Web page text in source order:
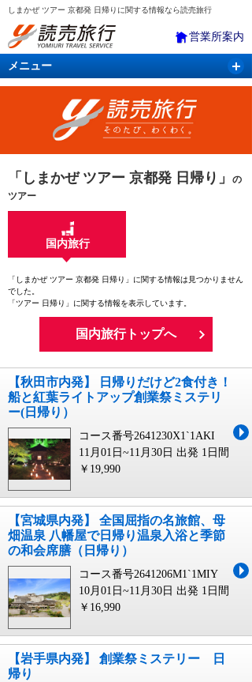
しまかぜ ツアー 京都発 日帰りに関する情報なら読売旅行
営業所案内
メニュー
国内旅行 バスツアー 海外旅行
「しまかぜ ツアー 京都発 日帰り」
の
ツアー
国内旅行
「しまかぜ ツアー 京都発 日帰り」に関する情報は見つかりません
でした。
「ツアー 日帰り」に関する情報を表示しています。
国内旅行トップへ
【秋田市内発】 日帰りだけど2食付き！
船と紅葉ライトアップ創業祭ミステリ
ー(日帰り）
コース番号2641230X1`1AKI
11月01日~11月30日 出発 1日間
￥19,990
【宮城県内発】 全国屈指の名旅館、母
畑温泉 八幡屋で日帰り温泉入浴と季節
の和会席膳（日帰り）
コース番号2641206M1`1MIY
10月01日~11月30日 出発 1日間
￥16,990
【岩手県内発】 創業祭ミステリー 日
帰り